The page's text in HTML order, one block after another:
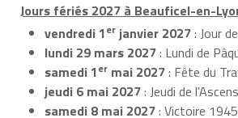
Jours fériés 2027 à Beauficel-en-
vendredi 1er janvier 2027: Jour
lundi 29 mars 2027: Lundi de
samedi 1er mai 2027: Fête du
jeudi 6 mai 2027: Jeudi de
samedi 8 mai 2027: Victoire 1945